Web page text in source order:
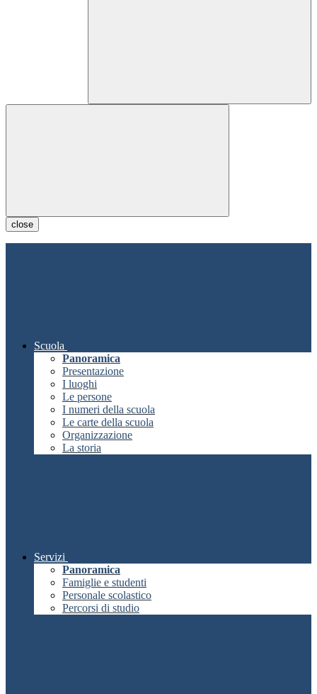
close
Scuola
Panoramica
Presentazione
I luoghi
Le persone
I numeri della scuola
Le carte della scuola
Organizzazione
La storia
Servizi
Panoramica
Famiglie e studenti
Personale scolastico
Percorsi di studio